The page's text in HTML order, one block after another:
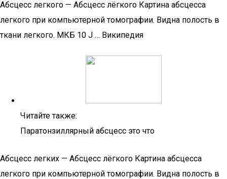
Абсцесс легкого — Абсцесс лёгкого Картина абсцесса
легкого при компьютерной томографии. Видна полость в
ткани легкого. МКБ 10 J … Википедия
Читайте также:
Паратонзиллярный абсцесс это что
Абсцесс легких — Абсцесс лёгкого Картина абсцесса
легкого при компьютерной томографии. Видна полость в